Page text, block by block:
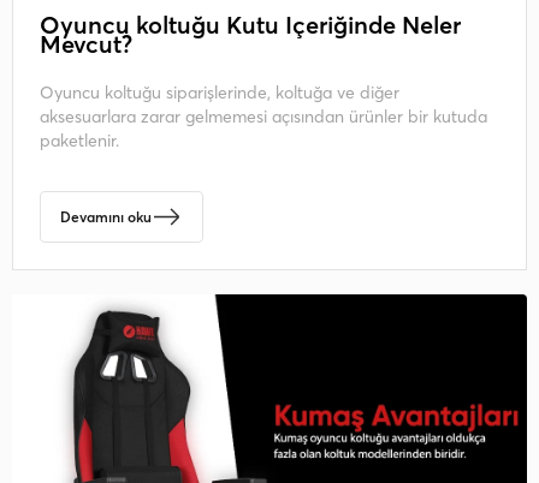
Oyuncu koltuğu Kutu İçeriğinde Neler
Mevcut?
Oyuncu koltuğu siparişlerinde, koltuğa ve diğer
aksesuarlara zarar gelmemesi açısından ürünler bir kutuda
paketlenir.
Devamını oku